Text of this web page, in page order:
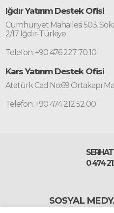
Iğdır Yatırım Destek Ofisi
Cumhuriyet Mahallesi 503.
2/17 Iğdır-Türkiye
Telefon: +90 476 227 70 10
Kars Yatırım Destek Ofisi
Atatürk Cad No:69 Ortakapı
Telefon: +90 474 212 52 00
0 474
SOSYAL